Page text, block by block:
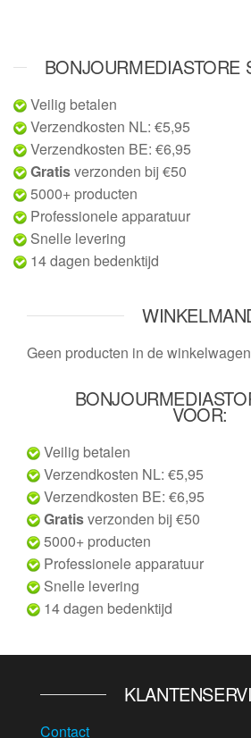
BONJOURMEDIASTORE
Veilig betalen
Verzendkosten NL: €5,95
Verzendkosten BE: €6,95
Gratisverzonden bij €50
5000+ producten
Professionele apparatuur
Snelle levering
14 dagen bedenktijd
Geen producten in de
VOOR:
Veilig betalen
Verzendkosten NL: €5,95
Verzendkosten BE: €6,95
Gratisverzonden bij €50
5000+ producten
Professionele apparatuur
Snelle levering
14 dagen bedenktijd
Contact